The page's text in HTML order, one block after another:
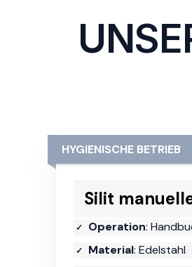
Silit
HYGIENISCHE BETRIEB
Operation:
Material: Edelstahl